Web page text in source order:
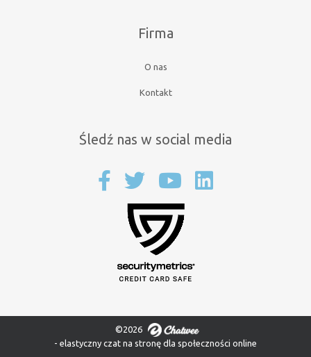
Firma
O nas
Kontakt
Śledź nas w social media
©2026
- elastyczny czat na stronę dla społeczności online